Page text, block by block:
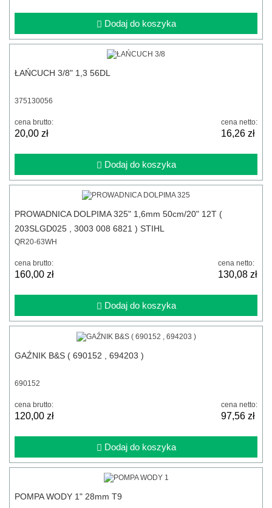
Dodaj do koszyka
ŁAŃCUCH 3/8" 1,3 56DL
375130056
cena brutto:
20,00 zł
cena netto:
16,26 zł
Dodaj do koszyka
PROWADNICA DOLPIMA 325" 1,6mm 50cm/20" 12T (
203SLGD025 , 3003 008 6821 ) STIHL
QR20-63WH
cena brutto:
160,00 zł
cena netto:
130,08 zł
Dodaj do koszyka
GAŹNIK B&S ( 690152 , 694203 )
690152
cena brutto:
120,00 zł
cena netto:
97,56 zł
Dodaj do koszyka
POMPA WODY 1" 28mm T9